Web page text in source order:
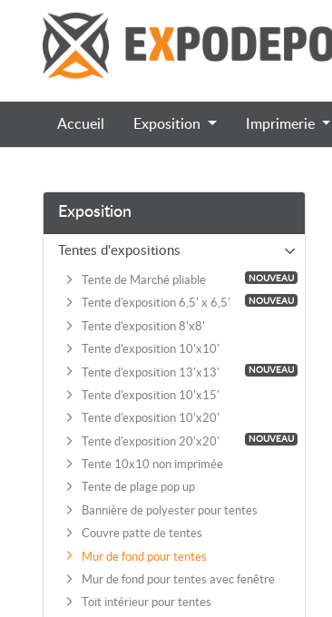
Accueil Exposition Imprimerie
Exposition
Tentes d'expositions
Tente de Marché pliable NOUVEAU
Tente d'exposition 6,5' x 6,5' NOUVEAU
Tente d'exposition 8'x8'
Tente d'exposition 10'x10'
Tente d'exposition 13'x13'
NOUVEAU
Tente d'exposition 10'x15'
Tente d'exposition 10'x20'
Tente d'exposition 20'x20'
NOUVEAU
Tente 10x10 non imprimée
Tente de plage pop up
Bannière de polyester pour tentes
Couvre patte de tentes
Mur de fond pour tentes
Mur de fond pour tentes avec fenêtre
Toit intérieur pour tentes